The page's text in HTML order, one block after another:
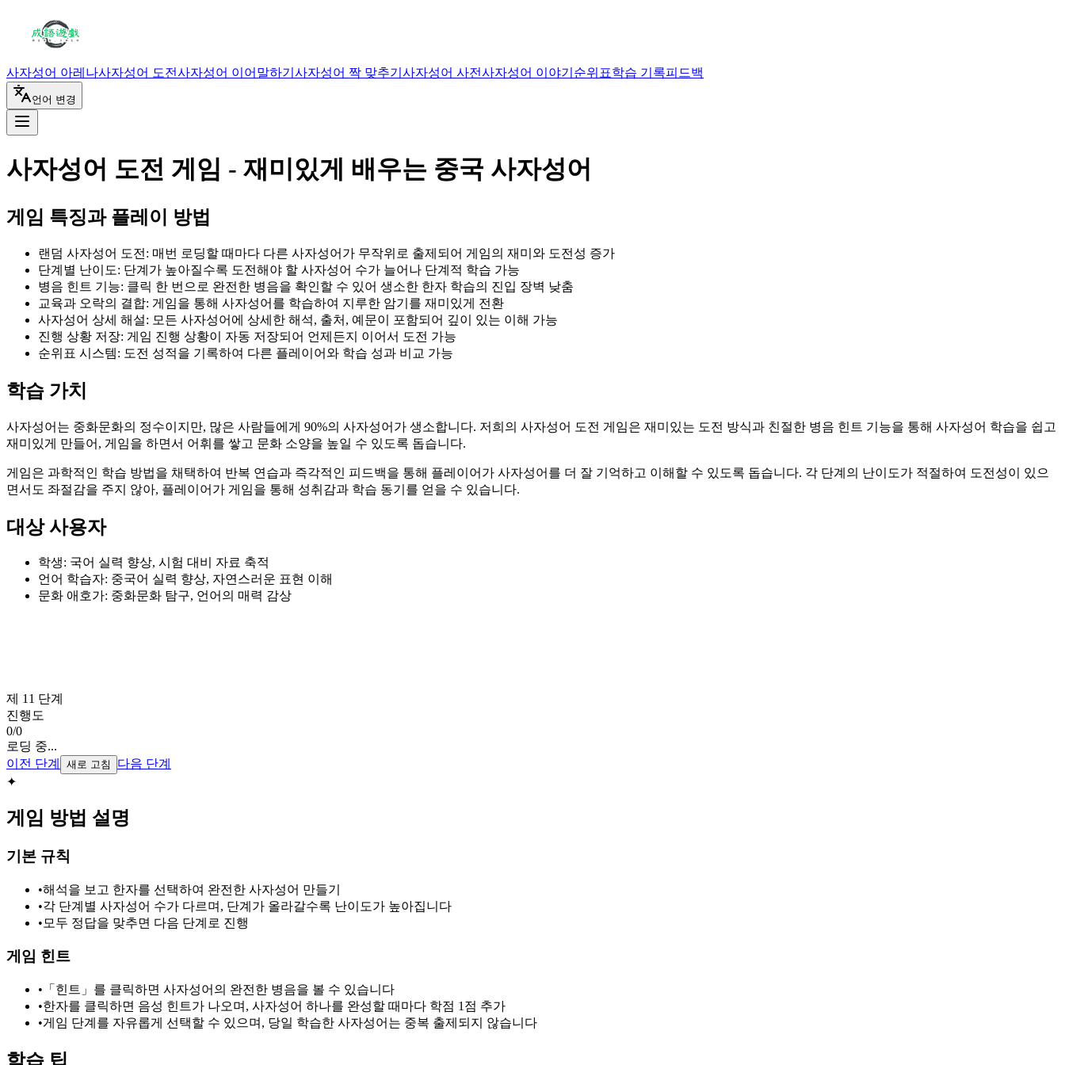
사자성어 아레나사자성어 도전사자성어 이어말하기 사자성어 짝 맞추기 사자성어 사전사자성어 이야기 순위표학습 기록피드백
언어 변경
사자성어 도전 게임 - 재미있게 배우는 중국 사자성어
게임 특징과 플레이 방법
랜덤 사자성어 도전: 매번 로딩할 때마다 다른 사자성어가 무작위로 출제되어 게임의 재미와 도전성 증가
단계별 난이도: 단계가 높아질수록 도전해야 할 사자성어 수가 늘어나 단계적 학습 가능
병음 힌트 기능: 클릭 한 번으로 완전한 병음을 확인할 수 있어 생소한 한자 학습의 진입 장벽 낮춤
교육과 오락의 결합: 게임을 통해 사자성어를 학습하여 지루한 암기를 재미있게 전환
사자성어 상세 해설: 모든 사자성어에 상세한 해석, 출처, 예문이 포함되어 깊이 있는 이해 가능
진행 상황 저장: 게임 진행 상황이 자동 저장되어 언제든지 이어서 도전 가능
순위표 시스템: 도전 성적을 기록하여 다른 플레이어와 학습 성과 비교 가능
학습 가치
사자성어는 중화문화의 정수이지만, 많은 사람들에게 90%의 사자성어가 생소합니다. 저희의 사자성어 도전 게임은 재미있는 도전 방식과 친절한 병음 힌트 기능을 통해 사자성어 학습을 쉽고
재미있게 만들어, 게임을 하면서 어휘를 쌓고 문화 소양을 높일 수 있도록 돕습니다.
게임은 과학적인 학습 방법을 채택하여 반복 연습과 즉각적인 피드백을 통해 플레이어가 사자성어를 더 잘 기억하고 이해할 수 있도록 돕습니다. 각 단계의 난이도가 적절하여 도전성이 있으
면서도 좌절감을 주지 않아, 플레이어가 게임을 통해 성취감과 학습 동기를 얻을 수 있습니다.
대상 사용자
학생: 국어 실력 향상, 시험 대비 자료 축적
언어 학습자: 중국어 실력 향상, 자연스러운 표현 이해
문화 애호가: 중화문화 탐구, 언어의 매력 감상
제 11 단계
진행도
0/0
로딩 중...
이전 단계
새로 고침
다음 단계
✦
게임 방법 설명
기본 규칙
•해석을 보고 한자를 선택하여 완전한 사자성어 만들기
•각 단계별 사자성어 수가 다르며, 단계가 올라갈수록 난이도가 높아집니다
• 모두 정답을 맞추면 다음 단계로 진행
게임 힌트
• 「힌트」를 클릭하면 사자성어의 완전한 병음을 볼 수 있습니다
•한자를 클릭하면 음성 힌트가 나오며, 사자성어 하나를 완성할 때마다 학점 1점 추가
•게임 단계를 자유롭게 선택할 수 있으며, 당일 학습한 사자성어는 중복 출제되지 않습니다
학습 팁